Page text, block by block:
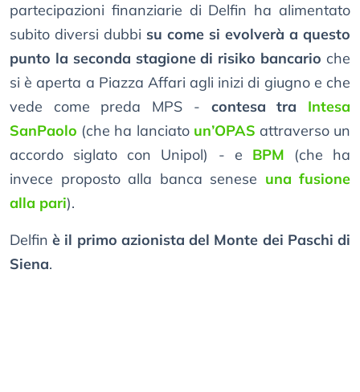
partecipazioni finanziarie di Delfin ha alimentato
subito diversi dubbi su come si evolverà a questo
punto la seconda stagione di risiko bancario che
si è aperta a Piazza Affari agli inizi di giugno e che
vede come preda MPS - contesa tra Intesa
SanPaolo (che ha lanciato un’OPAS attraverso un
accordo siglato con Unipol) - e BPM (che ha
invece proposto alla banca senese una fusione
alla pari).
Delfinè il primo azionista del Monte dei Paschi di
Siena.